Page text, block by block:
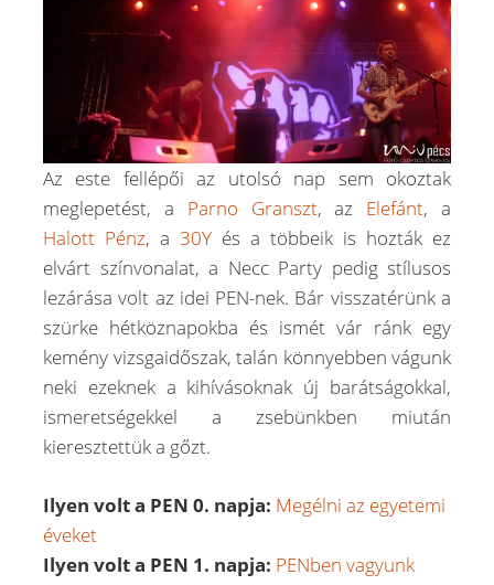
Az este fellépői az utolsó nap sem okoztak
meglepetést, a Parno Granszt, az Elefánt, a
Halott Pénz, a 30Y és a többeik is hozták ez
elvárt színvonalat, a Necc Party pedig stílusos
lezárása volt az idei PEN-nek. Bár visszatérünk a
szürke hétköznapokba és ismét vár ránk egy
kemény vizsgaidőszak, talán könnyebben vágunk
neki ezeknek a kihívásoknak új barátságokkal,
ismeretségekkel a zsebünkben miután
kieresztettük a gőzt.
Ilyen volt a PEN 0. napja: Megélni az egyetemi
éveket
Ilyen volt a PEN 1. napja: PENben vagyunk